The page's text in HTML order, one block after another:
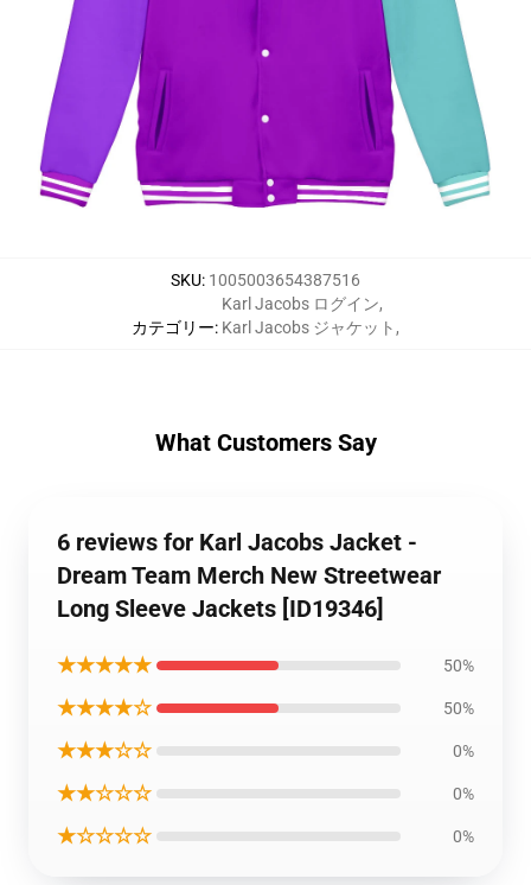
SKU: 1005003654387516
カテゴリー:
Karl Jacobs ログイン,
Karl Jacobs ジャケット ,
What Customers Say
6 reviews for Karl Jacobs Jacket -
Dream Team Merch New Streetwear
Long Sleeve Jackets [ID19346]
★★★★★ 50%
★★★★☆ 50%
★★★☆☆ 0%
★★☆☆☆ 0%
★☆☆☆☆ 0%